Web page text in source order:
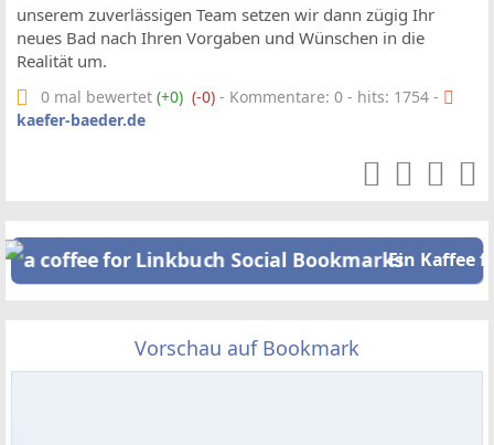
unserem zuverlässigen Team setzen wir dann zügig Ihr
neues Bad nach Ihren Vorgaben und Wünschen in die
Realität um.
0 mal bewertet (+0) (-0) - Kommentare: 0 - hits: 1754 -
kaefer-baeder.de
Ein Kaffee
Vorschau auf Bookmark